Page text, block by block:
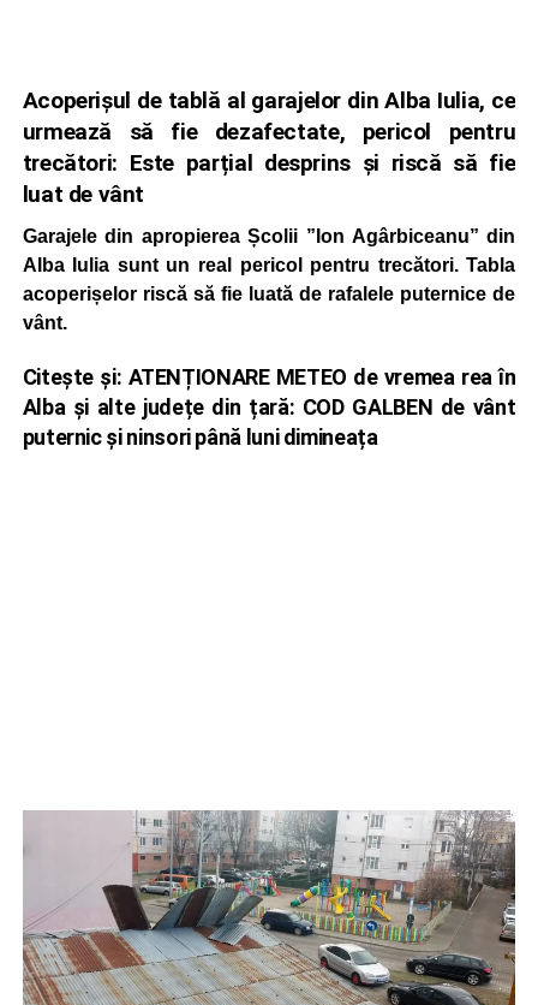
Acoperișul de tablă al garajelor din Alba Iulia, ce
urmează să fie dezafectate, pericol pentru
trecători: Este parțial desprins și riscă să fie
luat de vânt
Garajele din apropierea Școlii ”Ion Agârbiceanu” din
Alba Iulia sunt un real pericol pentru trecători. Tabla
acoperișelor riscă să fie luată de rafalele puternice de
vânt.
Citește și: ATENȚIONARE METEO de vremea rea în
Alba și alte județe din țară: COD GALBEN de vânt
puternic și ninsori până luni dimineața